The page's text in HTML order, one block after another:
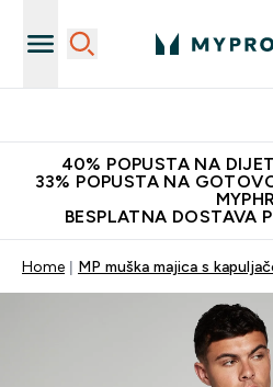
40% POPUSTA NA
33% POPUSTA NA
MYPHR
BESPLATNA DOSTAVA
Home MP muška majica s